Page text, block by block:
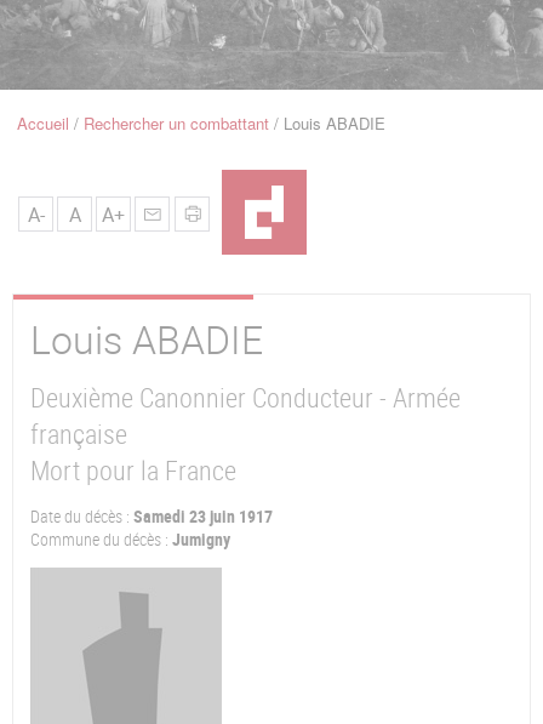
Navigation
FilAccueil Rechercher un combattant Louis ABADIE
A- A A+
Louis ABADIE
Deuxième Canonnier Conducteur - Armée
française
Mort pour la France
Date du décès : Samedi 23 juin 1917
Commune du décès : Jumigny